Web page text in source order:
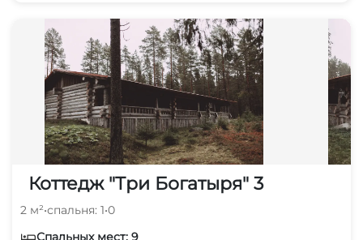
Коттедж "Три Богатыря" 3
2 м²•спальня: 1•0
Спальных мест: 9